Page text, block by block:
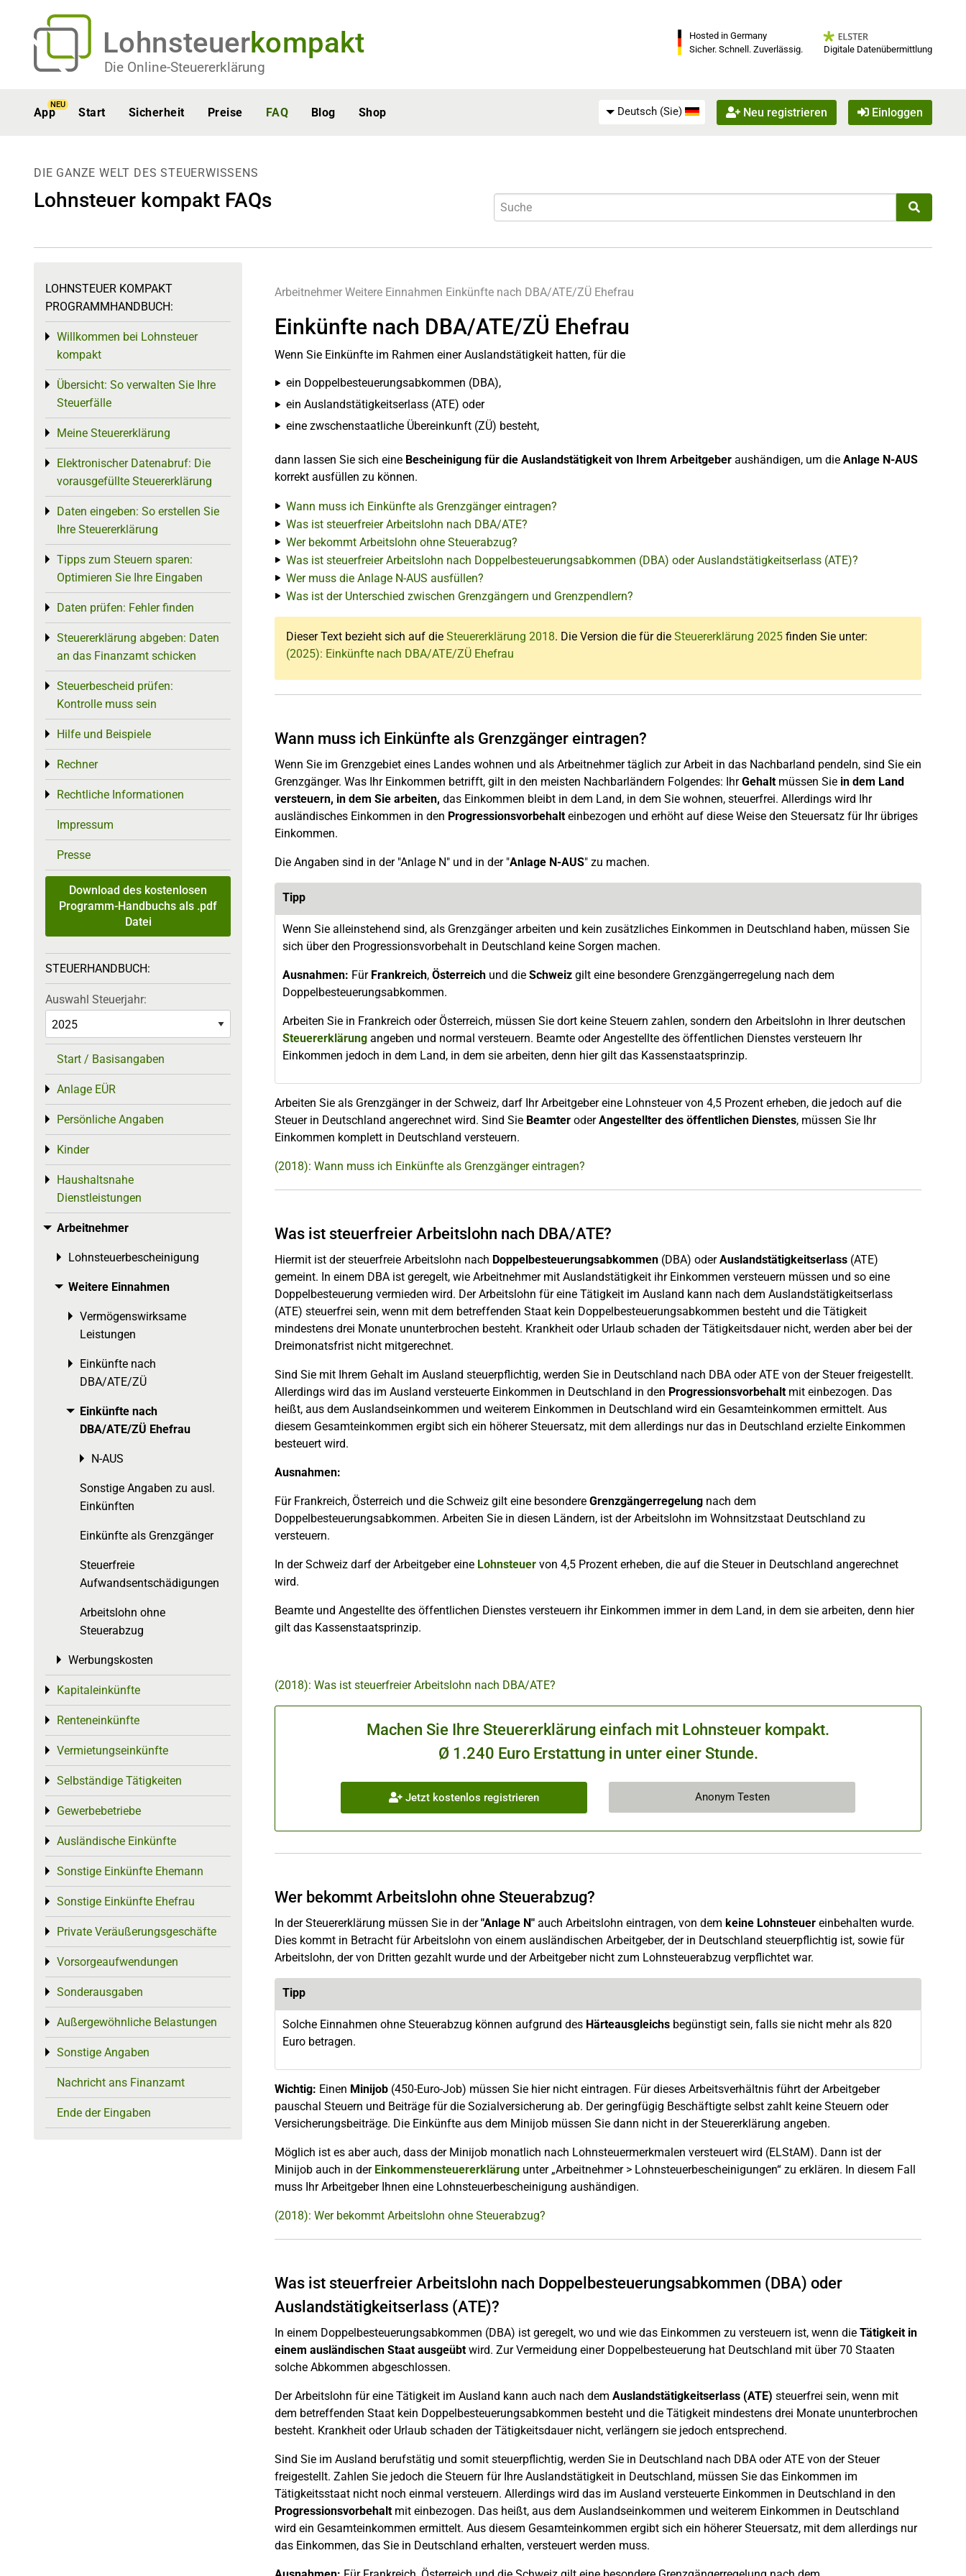
Lohnsteuerkompakt
Die Online-Steuererklärung
Hosted in Germany
Sicher. Schnell. Zuverlässig.
Digitale Datenübermittlung
App
NEU
Start Sicherheit Preise FAQ Blog Shop Deutsch (Sie) Neu registrieren Einloggen
DIE GANZE WELT DES STEUERWISSENS
Lohnsteuer kompakt FAQs
Arbeitnehmer Weitere Einnahmen Einkünfte nach DBA/ATE/ZÜ Ehefrau
Einkünfte nach DBA/ATE/ZÜ Ehefrau
Wenn Sie Einkünfte im Rahmen einer Auslandstätigkeit hatten, für die
ein Doppelbesteuerungsabkommen (DBA),
ein Auslandstätigkeitserlass (ATE) oder
eine zwschenstaatliche Übereinkunft (ZÜ) besteht,
dann lassen Sie sich eine Bescheinigung für die Auslandstätigkeit von Ihrem Arbeitgeber aushändigen, um die Anlage N-AUS
korrekt ausfüllen zu können.
Wann muss ich Einkünfte als Grenzgänger eintragen?
Was ist steuerfreier Arbeitslohn nach DBA/ATE?
Wer bekommt Arbeitslohn ohne Steuerabzug?
Was ist steuerfreier Arbeitslohn nach Doppelbesteuerungsabkommen (DBA) oder Auslandstätigkeitserlass (ATE)?
Wer muss die Anlage N-AUS ausfüllen?
Was ist der Unterschied zwischen Grenzgängern und Grenzpendlern?
Dieser Text bezieht sich auf die Steuererklärung 2018. Die Version die für die Steuererklärung 2025 finden Sie unter:
(2025): Einkünfte nach DBA/ATE/ZÜ Ehefrau
Wann muss ich Einkünfte als Grenzgänger eintragen?
Wenn Sie im Grenzgebiet eines Landes wohnen und als Arbeitnehmer täglich zur Arbeit in das Nachbarland pendeln, sind Sie ein
Grenzgänger. Was Ihr Einkommen betrifft, gilt in den meisten Nachbarländern Folgendes: IhrGehaltmüssen Sie in dem Land
versteuern, in dem Sie arbeiten, das Einkommen bleibt in dem Land, in dem Sie wohnen, steuerfrei. Allerdings wird Ihr
ausländisches Einkommen in den Progressionsvorbehalteinbezogen und erhöht auf diese Weise den Steuersatz für Ihr übriges
Einkommen.
Die Angaben sind in der "Anlage N" und in der "Anlage N-AUS" zu machen.
Tipp
Wenn Sie alleinstehend sind, als Grenzgänger arbeiten und kein zusätzliches Einkommen in Deutschland haben, müssen Sie
sich über den Progressionsvorbehalt in Deutschland keine Sorgen machen.
Ausnahmen: Für Frankreich, Österreich und die Schweiz gilt eine besondere Grenzgängerregelung nach dem
Doppelbesteuerungsabkommen.
Arbeiten Sie in Frankreich oder Österreich, müssen Sie dort keine Steuern zahlen, sondern den Arbeitslohn in Ihrer deutschen
Steuererklärung angeben und normal versteuern. Beamte oder Angestellte des öffentlichen Dienstes versteuern Ihr
Einkommen jedoch in dem Land, in dem sie arbeiten, denn hier gilt das Kassenstaatsprinzip.
Arbeiten Sie als Grenzgänger in der Schweiz, darf Ihr Arbeitgeber eine Lohnsteuer von 4,5 Prozent erheben, die jedoch auf die
Steuer in Deutschland angerechnet wird. Sind Sie Beamter oderAngestellter des öffentlichen Dienstes, müssen Sie Ihr
Einkommen komplett in Deutschland versteuern.
(2018): Wann muss ich Einkünfte als Grenzgänger eintragen?
Was ist steuerfreier Arbeitslohn nach DBA/ATE?
Hiermit ist der steuerfreie Arbeitslohn nach Doppelbesteuerungsabkommen (DBA) oderAuslandstätigkeitserlass (ATE)
gemeint. In einem DBA ist geregelt, wie Arbeitnehmer mit Auslandstätigkeit ihr Einkommen versteuern müssen und so eine
Doppelbesteuerung vermieden wird. Der Arbeitslohn für eine Tätigkeit im Ausland kann nach dem Auslandstätigkeitserlass
(ATE) steuerfrei sein, wenn mit dem betreffenden Staat kein Doppelbesteuerungsabkommen besteht und die Tätigkeit
mindestens drei Monate ununterbrochen besteht. Krankheit oder Urlaub schaden der Tätigkeitsdauer nicht, werden aber bei der
Dreimonatsfrist nicht mitgerechnet.
Sind Sie mit Ihrem Gehalt im Ausland steuerpflichtig, werden Sie in Deutschland nach DBA oder ATE von der Steuer freigestellt.
Allerdings wird das im Ausland versteuerte Einkommen in Deutschland in den Progressionsvorbehaltmit einbezogen. Das
heißt, aus dem Auslandseinkommen und weiterem Einkommen in Deutschland wird ein Gesamteinkommen ermittelt. Aus
diesem Gesamteinkommen ergibt sich ein höherer Steuersatz, mit dem allerdings nur das in Deutschland erzielte Einkommen
besteuert wird.
Ausnahmen:
Für Frankreich, Österreich und die Schweiz gilt eine besondere Grenzgängerregelung nach dem
Doppelbesteuerungsabkommen. Arbeiten Sie in diesen Ländern, ist der Arbeitslohn im Wohnsitzstaat Deutschland zu
versteuern.
In der Schweiz darf der Arbeitgeber eine Lohnsteuer von 4,5 Prozent erheben, die auf die Steuer in Deutschland angerechnet
wird.
Beamte und Angestellte des öffentlichen Dienstes versteuern ihr Einkommen immer in dem Land, in dem sie arbeiten, denn hier
gilt das Kassenstaatsprinzip.
(2018): Was ist steuerfreier Arbeitslohn nach DBA/ATE?
Machen Sie Ihre Steuererklärung einfach mit Lohnsteuer kompakt.
Ø 1.240 Euro Erstattung in unter einer Stunde.
Jetzt kostenlos registrieren Anonym Testen
Wer bekommt Arbeitslohn ohne Steuerabzug?
In der Steuererklärung müssen Sie in der"Anlage N" auch Arbeitslohn eintragen, von dem keine Lohnsteuer einbehalten wurde.
Dies kommt in Betracht für Arbeitslohn von einem ausländischen Arbeitgeber, der in Deutschland steuerpflichtig ist, sowie für
Arbeitslohn, der von Dritten gezahlt wurde und der Arbeitgeber nicht zum Lohnsteuerabzug verpflichtet war.
Tipp
Solche Einnahmen ohne Steuerabzug können aufgrund des Härteausgleichs begünstigt sein, falls sie nicht mehr als 820
Euro betragen.
Wichtig: Einen Minijob (450-Euro-Job) müssen Sie hier nicht eintragen. Für dieses Arbeitsverhältnis führt der Arbeitgeber
pauschal Steuern und Beiträge für die Sozialversicherung ab. Der geringfügig Beschäftigte selbst zahlt keine Steuern oder
Versicherungsbeiträge. Die Einkünfte aus dem Minijob müssen Sie dann nicht in der Steuererklärung angeben.
Möglich ist es aber auch, dass der Minijob monatlich nach Lohnsteuermerkmalen versteuert wird (ELStAM). Dann ist der
Minijob auch in der Einkommensteuererklärung unter „Arbeitnehmer > Lohnsteuerbescheinigungen“ zu erklären. In diesem Fall
muss Ihr Arbeitgeber Ihnen eine Lohnsteuerbescheinigung aushändigen.
(2018): Wer bekommt Arbeitslohn ohne Steuerabzug?
Was ist steuerfreier Arbeitslohn nach Doppelbesteuerungsabkommen (DBA) oder
Auslandstätigkeitserlass (ATE)?
In einem Doppelbesteuerungsabkommen (DBA) ist geregelt, wo und wie das Einkommen zu versteuern ist, wenn die Tätigkeit in
einem ausländischen Staat ausgeübtwird. Zur Vermeidung einer Doppelbesteuerung hat Deutschland mit über 70 Staaten
solche Abkommen abgeschlossen.
Der Arbeitslohn für eine Tätigkeit im Ausland kann auch nach dem Auslandstätigkeitserlass (ATE) steuerfrei sein, wenn mit
dem betreffenden Staat kein Doppelbesteuerungsabkommen besteht und die Tätigkeit mindestens drei Monate ununterbrochen
besteht. Krankheit oder Urlaub schaden der Tätigkeitsdauer nicht, verlängern sie jedoch entsprechend.
Sind Sie im Ausland berufstätig und somit steuerpflichtig, werden Sie in Deutschland nach DBA oder ATE von der Steuer
freigestellt. Zahlen Sie jedoch die Steuern für Ihre Auslandstätigkeit in Deutschland, müssen Sie das Einkommen im
Tätigkeitsstaat nicht noch einmal versteuern. Allerdings wird das im Ausland versteuerte Einkommen in Deutschland in den
Progressionsvorbehaltmit einbezogen. Das heißt, aus dem Auslandseinkommen und weiterem Einkommen in Deutschland
wird ein Gesamteinkommen ermittelt. Aus diesem Gesamteinkommen ergibt sich ein höherer Steuersatz, mit dem allerdings nur
das Einkommen, das Sie in Deutschland erhalten, versteuert werden muss.
LOHNSTEUER KOMPAKT
PROGRAMMHANDBUCH:
Willkommen bei Lohnsteuer
kompakt
Toggle menu
Übersicht: So verwalten Sie Ihre
Steuerfälle
Toggle menu
Meine Steuererklärung
Toggle menu
Elektronischer Datenabruf: Die
vorausgefüllte Steuererklärung
Toggle menu
Daten eingeben: So erstellen Sie
Ihre Steuererklärung
Toggle menu
Tipps zum Steuern sparen:
Optimieren Sie Ihre Eingaben
Toggle menu
Daten prüfen: Fehler finden
Toggle menu
Steuererklärung abgeben: Daten
an das Finanzamt schicken
Toggle menu
Steuerbescheid prüfen:
Kontrolle muss sein
Toggle menu
Hilfe und Beispiele
Toggle menu
Rechner
Toggle menu
Rechtliche Informationen
Toggle menu
Impressum
Presse
Download des kostenlosen
Programm-Handbuchs als .pdf
Datei
STEUERHANDBUCH:
Auswahl Steuerjahr:
Start / Basisangaben
Anlage EÜR
Toggle menu
Persönliche Angaben
Toggle menu
Kinder
Toggle menu
Haushaltsnahe
Dienstleistungen
Toggle menu
Arbeitnehmer
Toggle menu
Lohnsteuerbescheinigung
Toggle menu
Weitere Einnahmen
Toggle menu
Vermögenswirksame
Leistungen
Toggle menu
Einkünfte nach
DBA/ATE/ZÜ
Toggle menu
Einkünfte nach
DBA/ATE/ZÜ Ehefrau
Toggle menu
N-AUS
Toggle menu
Sonstige Angaben zu ausl.
Einkünften
Einkünfte als Grenzgänger
Steuerfreie
Aufwandsentschädigungen
Arbeitslohn ohne
Steuerabzug
Werbungskosten
Toggle menu
Kapitaleinkünfte
Toggle menu
Renteneinkünfte
Toggle menu
Vermietungseinkünfte
Toggle menu
Selbständige Tätigkeiten
Toggle menu
Gewerbebetriebe
Toggle menu
Ausländische Einkünfte
Toggle menu
Sonstige Einkünfte Ehemann
Toggle menu
Sonstige Einkünfte Ehefrau
Toggle menu
Private Veräußerungsgeschäfte
Toggle menu
Vorsorgeaufwendungen
Toggle menu
Sonderausgaben
Toggle menu
Außergewöhnliche Belastungen
Toggle menu
Sonstige Angaben
Toggle menu
Nachricht ans Finanzamt
Ende der Eingaben